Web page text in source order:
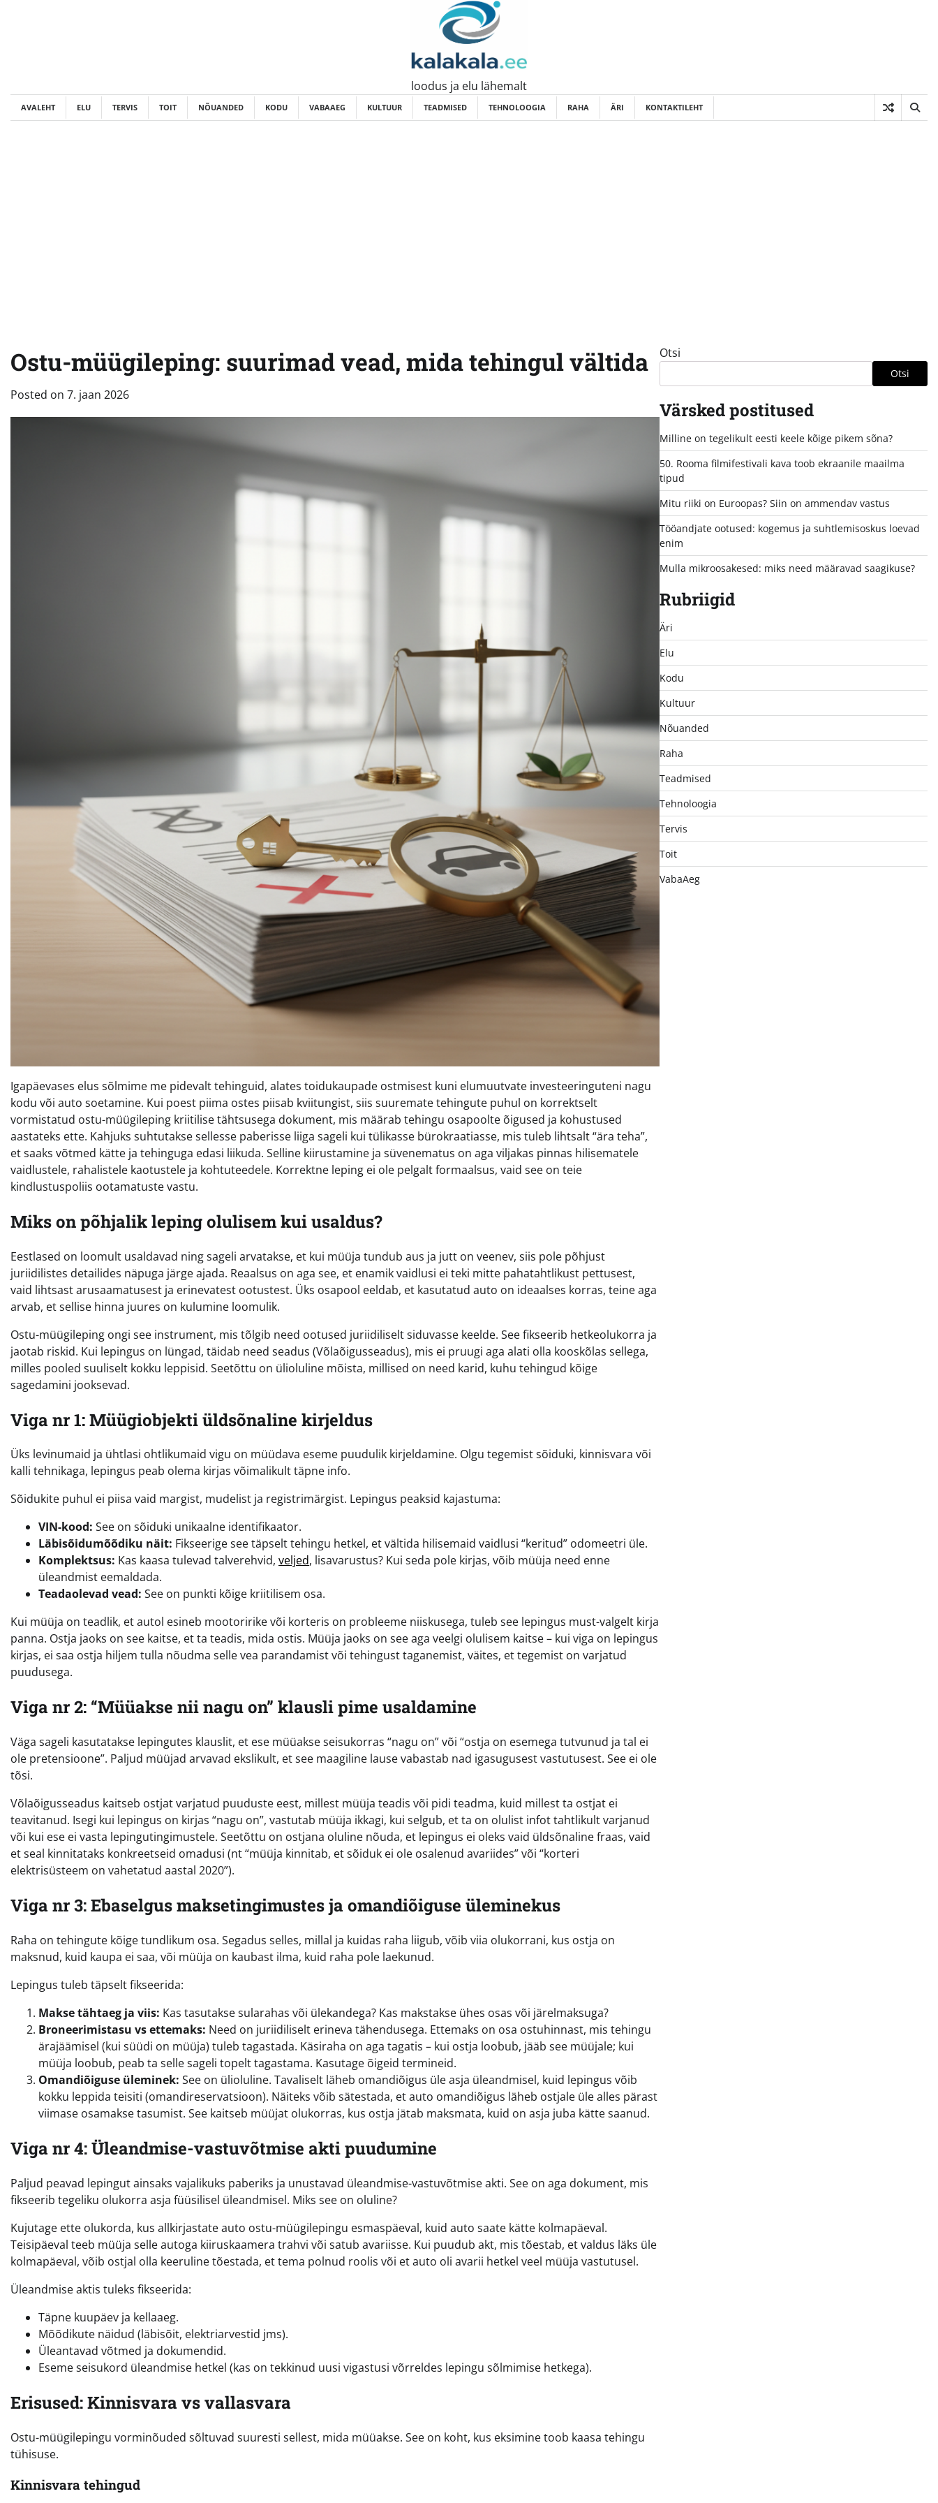
loodus ja elu lähemalt
AVALEHT ELU TERVIS TOIT NÕUANDED KODU VABAAEG KULTUUR TEADMISED TEHNOLOOGIA RAHA ÄRI KONTAKTILEHT
Ostu-müügileping: suurimad vead, mida tehingul vältida
Posted on 7. jaan 2026
Igapäevases elus sõlmime me pidevalt tehinguid, alates toidukaupade ostmisest kuni elumuutvate investeeringuteni nagu
kodu või auto soetamine. Kui poest piima ostes piisab kviitungist, siis suuremate tehingute puhul on korrektselt
vormistatud ostu-müügileping kriitilise tähtsusega dokument, mis määrab tehingu osapoolte õigused ja kohustused
aastateks ette. Kahjuks suhtutakse sellesse paberisse liiga sageli kui tülikasse bürokraatiasse, mis tuleb lihtsalt “ära teha”,
et saaks võtmed kätte ja tehinguga edasi liikuda. Selline kiirustamine ja süvenematus on aga viljakas pinnas hilisematele
vaidlustele, rahalistele kaotustele ja kohtuteedele. Korrektne leping ei ole pelgalt formaalsus, vaid see on teie
kindlustuspoliis ootamatuste vastu.
Miks on põhjalik leping olulisem kui usaldus?
Eestlased on loomult usaldavad ning sageli arvatakse, et kui müüja tundub aus ja jutt on veenev, siis pole põhjust
juriidilistes detailides näpuga järge ajada. Reaalsus on aga see, et enamik vaidlusi ei teki mitte pahatahtlikust pettusest,
vaid lihtsast arusaamatusest ja erinevatest ootustest. Üks osapool eeldab, et kasutatud auto on ideaalses korras, teine aga
arvab, et sellise hinna juures on kulumine loomulik.
Ostu-müügileping ongi see instrument, mis tõlgib need ootused juriidiliselt siduvasse keelde. See fikseerib hetkeolukorra ja
jaotab riskid. Kui lepingus on lüngad, täidab need seadus (Võlaõigusseadus), mis ei pruugi aga alati olla kooskõlas sellega,
milles pooled suuliselt kokku leppisid. Seetõttu on ülioluline mõista, millised on need karid, kuhu tehingud kõige
sagedamini jooksevad.
Viga nr 1: Müügiobjekti üldsõnaline kirjeldus
Üks levinumaid ja ühtlasi ohtlikumaid vigu on müüdava eseme puudulik kirjeldamine. Olgu tegemist sõiduki, kinnisvara või
kalli tehnikaga, lepingus peab olema kirjas võimalikult täpne info.
Sõidukite puhul ei piisa vaid margist, mudelist ja registrimärgist. Lepingus peaksid kajastuma:
VIN-kood: See on sõiduki unikaalne identifikaator.
Läbisõidumõõdiku näit: Fikseerige see täpselt tehingu hetkel, et vältida hilisemaid vaidlusi “keritud” odomeetri üle.
Komplektsus: Kas kaasa tulevad talverehvid, veljed, lisavarustus? Kui seda pole kirjas, võib müüja need enne
üleandmist eemaldada.
Teadaolevad vead: See on punkti kõige kriitilisem osa.
Kui müüja on teadlik, et autol esineb mootoririke või korteris on probleeme niiskusega, tuleb see lepingus must-valgelt kirja
panna. Ostja jaoks on see kaitse, et ta teadis, mida ostis. Müüja jaoks on see aga veelgi olulisem kaitse – kui viga on lepingus
kirjas, ei saa ostja hiljem tulla nõudma selle vea parandamist või tehingust taganemist, väites, et tegemist on varjatud
puudusega.
Viga nr 2: “Müüakse nii nagu on” klausli pime usaldamine
Väga sageli kasutatakse lepingutes klauslit, et ese müüakse seisukorras “nagu on” või “ostja on esemega tutvunud ja tal ei
ole pretensioone”. Paljud müüjad arvavad ekslikult, et see maagiline lause vabastab nad igasugusest vastutusest. See ei ole
tõsi.
Võlaõigusseadus kaitseb ostjat varjatud puuduste eest, millest müüja teadis või pidi teadma, kuid millest ta ostjat ei
teavitanud. Isegi kui lepingus on kirjas “nagu on”, vastutab müüja ikkagi, kui selgub, et ta on olulist infot tahtlikult varjanud
või kui ese ei vasta lepingutingimustele. Seetõttu on ostjana oluline nõuda, et lepingus ei oleks vaid üldsõnaline fraas, vaid
et seal kinnitataks konkreetseid omadusi (nt “müüja kinnitab, et sõiduk ei ole osalenud avariides” või “korteri
elektrisüsteem on vahetatud aastal 2020”).
Viga nr 3: Ebaselgus maksetingimustes ja omandiõiguse üleminekus
Raha on tehingute kõige tundlikum osa. Segadus selles, millal ja kuidas raha liigub, võib viia olukorrani, kus ostja on
maksnud, kuid kaupa ei saa, või müüja on kaubast ilma, kuid raha pole laekunud.
Lepingus tuleb täpselt fikseerida:
Makse tähtaeg ja viis: Kas tasutakse sularahas või ülekandega? Kas makstakse ühes osas või järelmaksuga?
Broneerimistasu vs ettemaks: Need on juriidiliselt erineva tähendusega. Ettemaks on osa ostuhinnast, mis tehingu
ärajäämisel (kui süüdi on müüja) tuleb tagastada. Käsiraha on aga tagatis – kui ostja loobub, jääb see müüjale; kui
müüja loobub, peab ta selle sageli topelt tagastama. Kasutage õigeid termineid.
Omandiõiguse üleminek: See on ülioluline. Tavaliselt läheb omandiõigus üle asja üleandmisel, kuid lepingus võib
kokku leppida teisiti (omandireservatsioon). Näiteks võib sätestada, et auto omandiõigus läheb ostjale üle alles pärast
viimase osamakse tasumist. See kaitseb müüjat olukorras, kus ostja jätab maksmata, kuid on asja juba kätte saanud.
Viga nr 4: Üleandmise-vastuvõtmise akti puudumine
Paljud peavad lepingut ainsaks vajalikuks paberiks ja unustavad üleandmise-vastuvõtmise akti. See on aga dokument, mis
fikseerib tegeliku olukorra asja füüsilisel üleandmisel. Miks see on oluline?
Kujutage ette olukorda, kus allkirjastate auto ostu-müügilepingu esmaspäeval, kuid auto saate kätte kolmapäeval.
Teisipäeval teeb müüja selle autoga kiiruskaamera trahvi või satub avariisse. Kui puudub akt, mis tõestab, et valdus läks üle
kolmapäeval, võib ostjal olla keeruline tõestada, et tema polnud roolis või et auto oli avarii hetkel veel müüja vastutusel.
Üleandmise aktis tuleks fikseerida:
Täpne kuupäev ja kellaaeg.
Mõõdikute näidud (läbisõit, elektriarvestid jms).
Üleantavad võtmed ja dokumendid.
Eseme seisukord üleandmise hetkel (kas on tekkinud uusi vigastusi võrreldes lepingu sõlmimise hetkega).
Erisused: Kinnisvara vs vallasvara
Ostu-müügilepingu vorminõuded sõltuvad suuresti sellest, mida müüakse. See on koht, kus eksimine toob kaasa tehingu
tühisuse.
Kinnisvara tehingud
Otsi
Otsi
Värsked postitused
Milline on tegelikult eesti keele kõige pikem sõna?
50. Rooma filmifestivali kava toob ekraanile maailma
tipud
Mitu riiki on Euroopas? Siin on ammendav vastus
Tööandjate ootused: kogemus ja suhtlemisoskus loevad
enim
Mulla mikroosakesed: miks need määravad saagikuse?
Rubriigid
Äri
Elu
Kodu
Kultuur
Nõuanded
Raha
Teadmised
Tehnoloogia
Tervis
Toit
VabaAeg